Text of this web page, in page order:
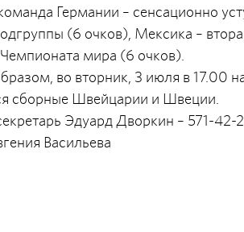
Германии – сенсационно
(6 очков), Мексика –
мира (6 очков).
во вторник, 3 июля в 17.00
сборные Швейцарии и Швеции.
Эдуард Дворкин – 571-42-
Васильева